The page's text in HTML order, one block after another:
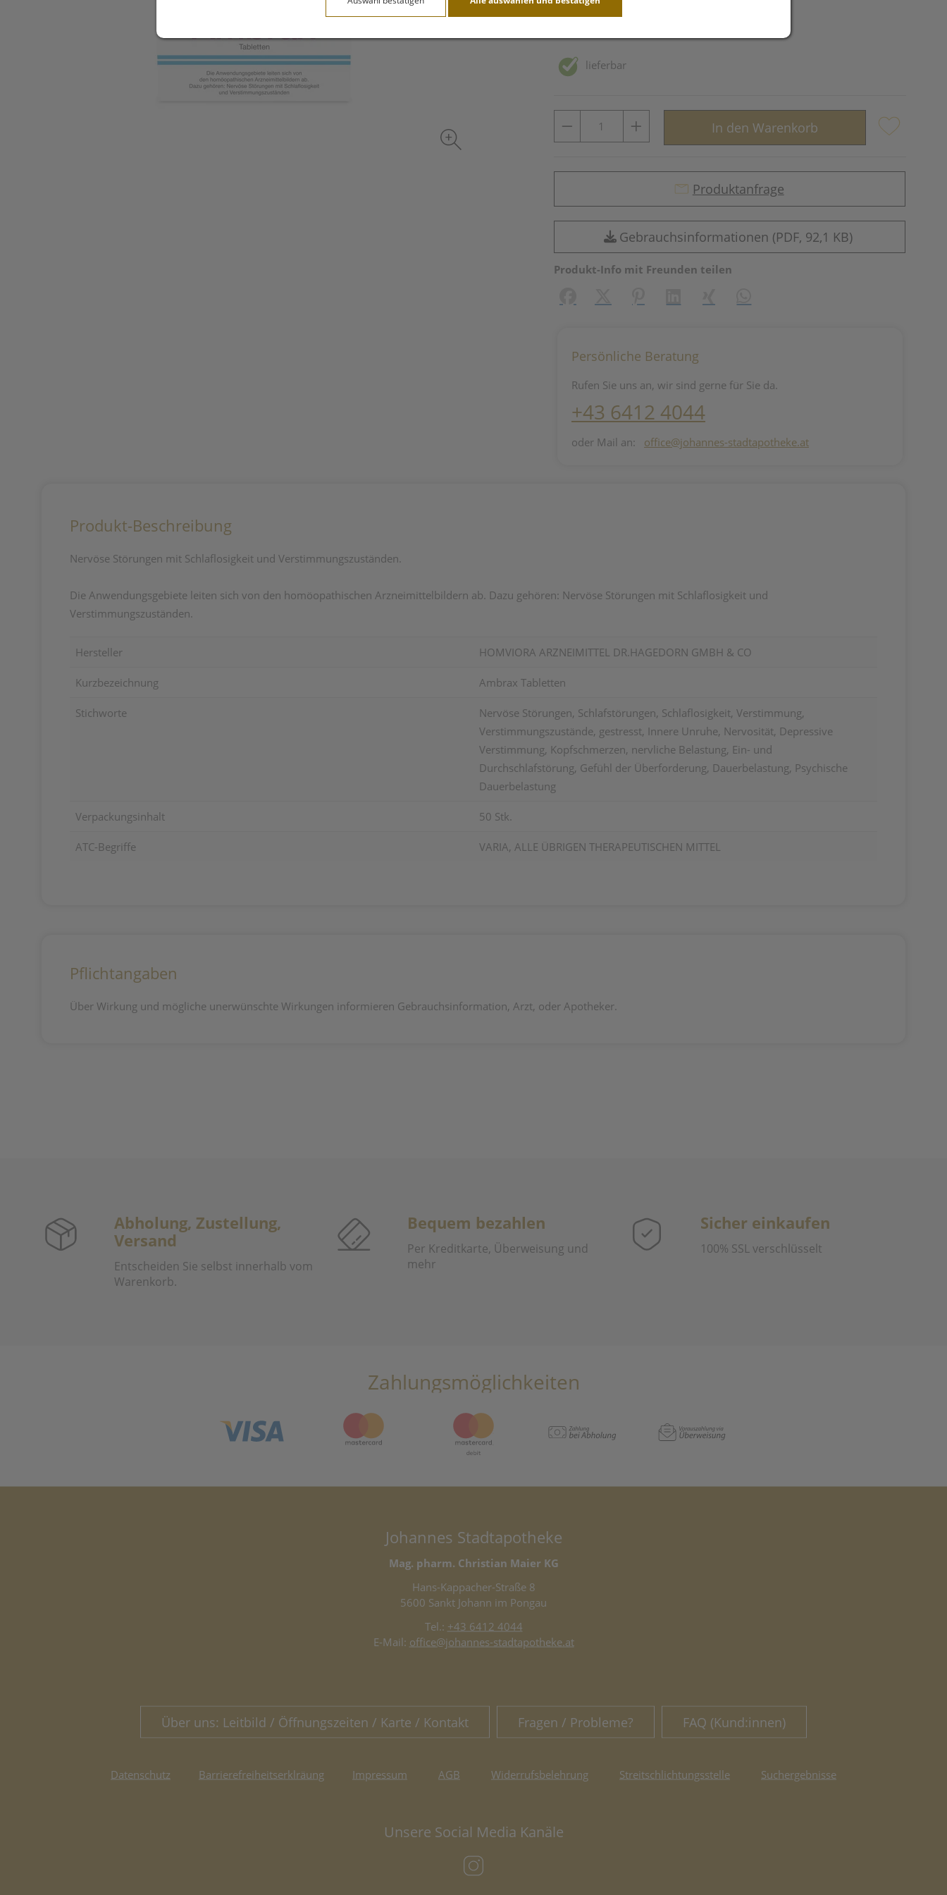
lieferbar
In den Warenkorb
Produktanfrage
Gebrauchsinformationen (PDF, 92,1 KB)
Produkt-Info mit Freunden teilen
Persönliche Beratung
Rufen Sie uns an, wir sind gerne für Sie da.
+43 6412 4044
oder Mail an: office@johannes-stadtapotheke.at
Produkt-Beschreibung
Nervöse Störungen mit Schlaflosigkeit und Verstimmungszuständen.
Die Anwendungsgebiete leiten sich von den homöopathischen Arzneimittelbildern ab. Dazu gehören: Nervöse Störungen mit Schlaflosigkeit und
Verstimmungszuständen.
Hersteller HOMVIORA ARZNEIMITTEL DR.HAGEDORN GMBH & CO
Kurzbezeichnung Ambrax Tabletten
Stichworte
Nervöse Störungen, Schlafstörungen, Schlaflosigkeit, Verstimmung,
Verstimmungszustände, gestresst, Innere Unruhe, Nervosität, Depressive
Verstimmung, Kopfschmerzen, nervliche Belastung, Ein- und
Durchschlafstörung, Gefühl der Überforderung, Dauerbelastung, Psychische
Dauerbelastung
Verpackungsinhalt 50 Stk.
ATC-Begriffe VARIA, ALLE ÜBRIGEN THERAPEUTISCHEN MITTEL
Pflichtangaben
Über Wirkung und mögliche unerwünschte Wirkungen informieren Gebrauchsinformation, Arzt, oder Apotheker.
Abholung, Zustellung,
Versand
Entscheiden Sie selbst innerhalb vom
Warenkorb.
Bequem bezahlen
Per Kreditkarte, Überweisung und
mehr
Sicher einkaufen
100% SSL verschlüsselt
Zahlungsmöglichkeiten
Johannes Stadtapotheke
Mag. pharm. Christian Maier KG
Hans-Kappacher-Straße 8
5600 Sankt Johann im Pongau
Tel.: +43 6412 4044
E-Mail: office@johannes-stadtapotheke.at
Über uns: Leitbild / Öffnungszeiten / Karte / Kontakt Fragen / Probleme? FAQ (Kund:innen)
Datenschutz Barrierefreiheitserklräung Impressum AGB Widerrufsbelehrung Streitschlichtungsstelle Suchergebnisse
Unsere Social Media Kanäle